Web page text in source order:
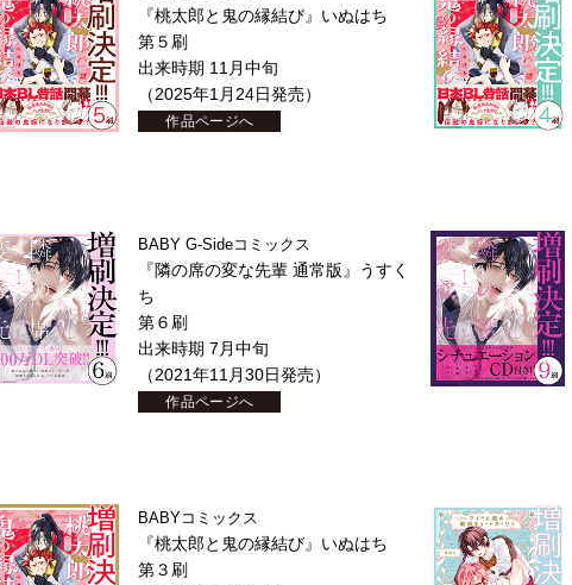
『桃太郎と鬼の縁結び』いぬはち
第５刷
出来時期 11月中旬
（2025年1月24日発売）
作品ページへ
BABY G-Sideコミックス
『隣の席の変な先輩 通常版』うすく
ち
第６刷
出来時期 7月中旬
（2021年11月30日発売）
作品ページへ
BABYコミックス
『桃太郎と鬼の縁結び』いぬはち
第３刷